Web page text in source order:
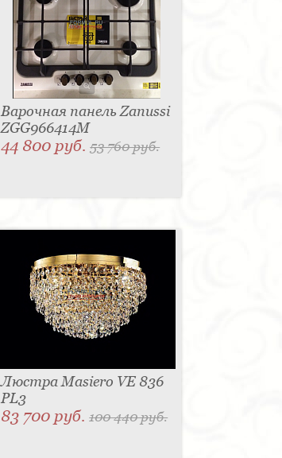
Варочная панель Zanussi
ZGG966414M
44 800 руб.53 760 руб.
Люстра Masiero VE 836
PL3
83 700 руб.100 440 руб.